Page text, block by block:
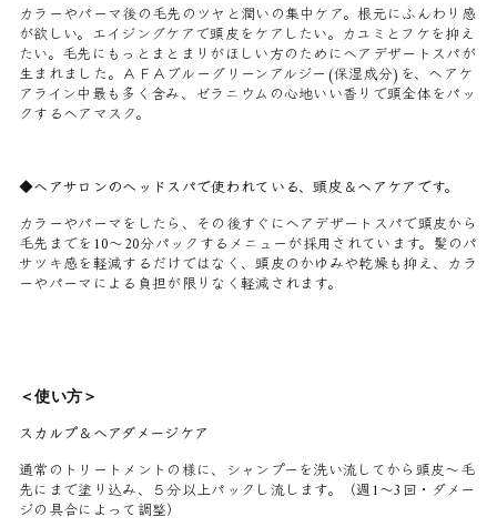
カラーやパーマ後の毛先のツヤと潤いの集中ケア。根元にふんわり感
が欲しい。エイジングケアで頭皮をケアしたい。カユミとフケを抑え
たい。毛先にもっとまとまりがほしい方のためにヘアデザートスパが
生まれました。ＡＦＡブルーグリーンアルジー(保湿成分)を、ヘアケ
アライン中最も多く含み、ゼラニウムの心地いい香りで頭全体をパッ
クするヘアマスク。
◆ヘアサロンのヘッドスパで使われている、頭皮＆ヘアケアです。
カラーやパーマをしたら、その後すぐにヘアデザートスパで頭皮から
毛先までを10～20分パックするメニューが採用されています。髪のパ
サツキ感を軽減するだけではなく、頭皮のかゆみや乾燥も抑え、カラ
ーやパーマによる負担が限りなく軽減されます。
＜使い方＞
スカルプ＆ヘアダメージケア
通常のトリートメントの様に、シャンプーを洗い流してから頭皮～毛
先にまで塗り込み、５分以上パックし流します。 （週1～3回・ダメー
ジの具合によって調整）